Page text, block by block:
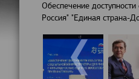
Обеспечение
Россия" "Единая страна-